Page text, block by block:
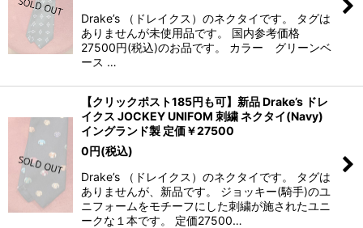
Drake’s （ドレイクス）のネクタイです。 タグは
ありませんが未使用品です。 国内参考価格
27500円(税込)のお品です。 カラー グリーンベ
ース …
【クリックポスト185円も可】新品 Drake’s ドレ
イクス JOCKEY UNIFOM 刺繍 ネクタイ(Navy)
イングランド製 定価￥27500
0円(税込)
Drake’s （ドレイクス）のネクタイです。 タグは
ありませんが、新品です。 ジョッキー(騎手)のユ
ニフォームをモチーフにした刺繍が施されたユニ
ークな１本です。 定価27500…